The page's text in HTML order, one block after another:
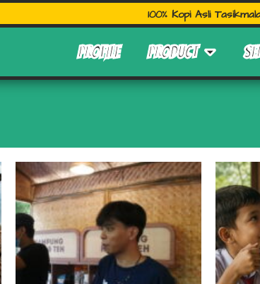
100% Kopi Asli
PROFILE PRODUCT